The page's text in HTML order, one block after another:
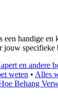
handige
specifieke
en andere
weten • Alles
Behang